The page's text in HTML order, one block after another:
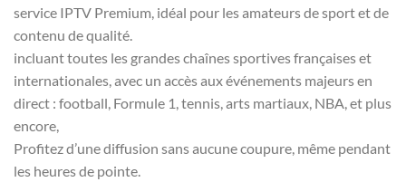
service IPTV Premium, idéal pour les amateurs de sport et de
contenu de qualité.
incluant toutes les grandes chaînes sportives françaises et
internationales, avec un accès aux événements majeurs en
direct : football, Formule 1, tennis, arts martiaux, NBA, et plus
encore,
Profitez d’une diffusion sans aucune coupure, même pendant
les heures de pointe.